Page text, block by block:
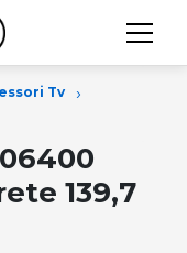
Tv ›
139,7